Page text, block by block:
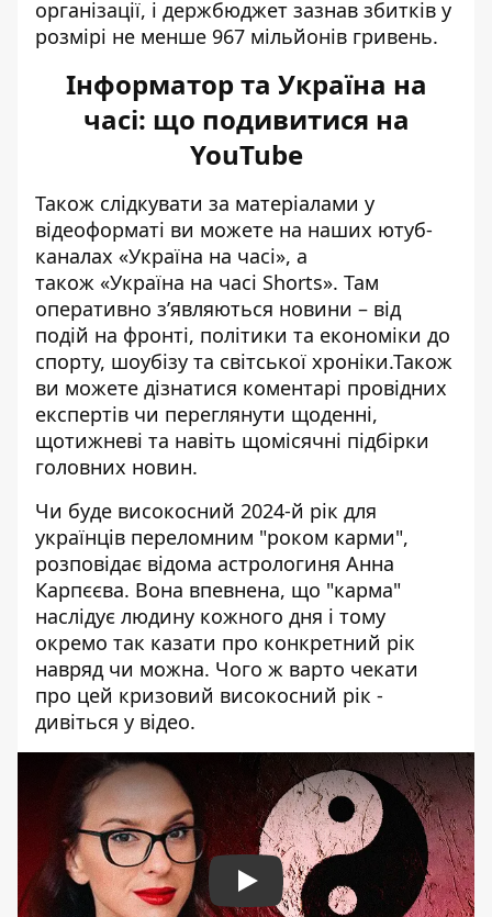
організації, і держбюджет зазнав збитків у
розмірі не менше 967 мільйонів гривень.
Інформатор та Україна на
часі: що подивитися на
YouTube
Також слідкувати за матеріалами у
відеоформаті ви можете на наших ютуб-
каналах «Україна на часі», а
також «Україна на часі Shorts». Там
оперативно зʼявляються новини – від
подій на фронті, політики та економіки до
спорту, шоубізу та світської хроніки.Також
ви можете дізнатися коментарі провідних
експертів чи переглянути щоденні,
щотижневі та навіть щомісячні підбірки
головних новин.
Чи буде високосний 2024-й рік для
українців переломним "роком карми",
розповідає відома астрологиня Анна
Карпєєва. Вона впевнена, що "карма"
наслідує людину кожного дня і тому
окремо так казати про конкретний рік
навряд чи можна. Чого ж варто чекати
про цей кризовий високосний рік -
дивіться у відео.
Play